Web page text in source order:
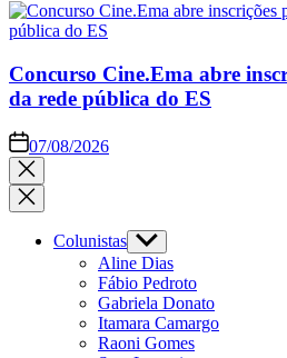
Concurso Cine.Ema abre
da rede pública do ES
07/08/2026
Colunistas
Aline Dias
Fábio Pedroto
Gabriela Donato
Itamara Camargo
Raoni Gomes